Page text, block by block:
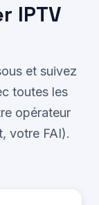
IPTV
et suivez
toutes les
opérateur
votre FAI).